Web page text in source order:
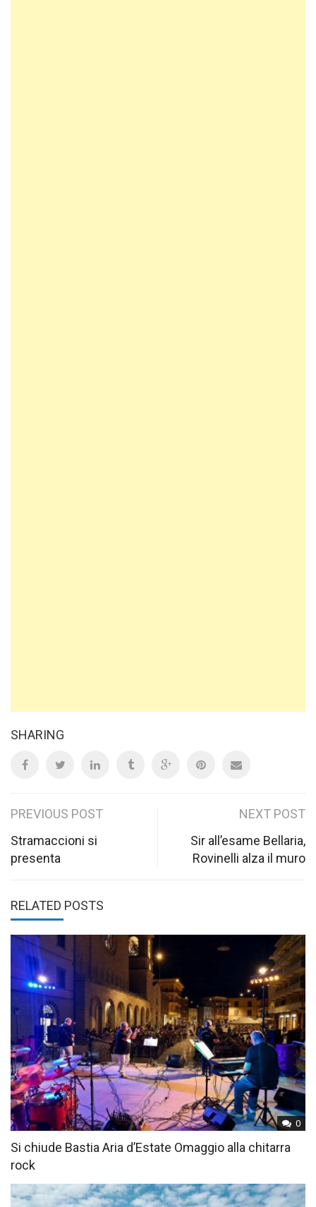
SHARING
Post
navigation
PREVIOUS POST
Stramaccioni si
presenta
NEXT POST
Sir all’esame Bellaria,
Rovinelli alza il muro
RELATED POSTS
0
Si chiude Bastia Aria d’Estate Omaggio alla chitarra
rock